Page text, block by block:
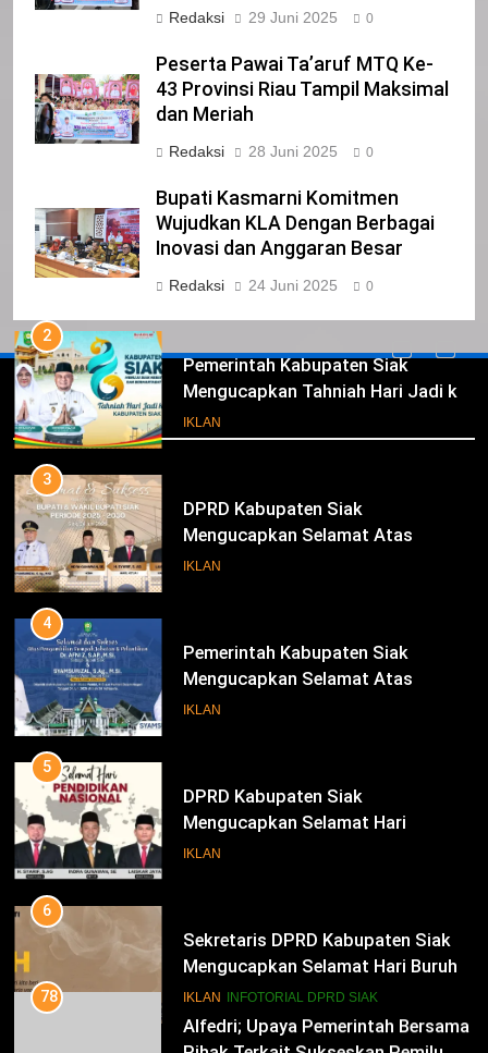
Redaksi 29 Juni 2025 0
Peserta Pawai Ta’aruf MTQ Ke-
43 Provinsi Riau Tampil Maksimal
dan Meriah
Redaksi 28 Juni 2025 0
Bupati Kasmarni Komitmen
Wujudkan KLA Dengan Berbagai
Inovasi dan Anggaran Besar
Redaksi 24 Juni 2025 0
Iklan
NURGARAHA HARPAL NOVTEN, SH
CALON ANGGOTA DPRD PROVINSI
Pimpinan Beserta Anggota DPRD
Kabupaten Siak Mengucapkan
IKLAN
2
Pemerintah Kabupaten Siak
Mengucapkan Tahniah Hari Jadi ke-
26 Kabupaten Siak
IKLAN
3
DPRD Kabupaten Siak
Mengucapkan Selamat Atas
Pengambilan Sumpah Jabatan
IKLAN
4
Pemerintah Kabupaten Siak
Mengucapkan Selamat Atas
Pengambilan Sumpah Jabatan
IKLAN
5
DPRD Kabupaten Siak
Mengucapkan Selamat Hari
Pendidikan Nasional
IKLAN
6
Sekretaris DPRD Kabupaten Siak
Mengucapkan Selamat Hari Buruh
IKLAN INFOTORIAL DPRD SIAK
Alfedri; Upaya Pemerintah Bersama
Pihak Terkait Sukseskan Pemilu